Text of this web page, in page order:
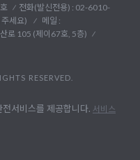
전화(발신전용) : 02-6010-
세요)
메일 :
로 105 (제이67호, 5층)
RESERVED.
서비스를 제공합니다. 서비스